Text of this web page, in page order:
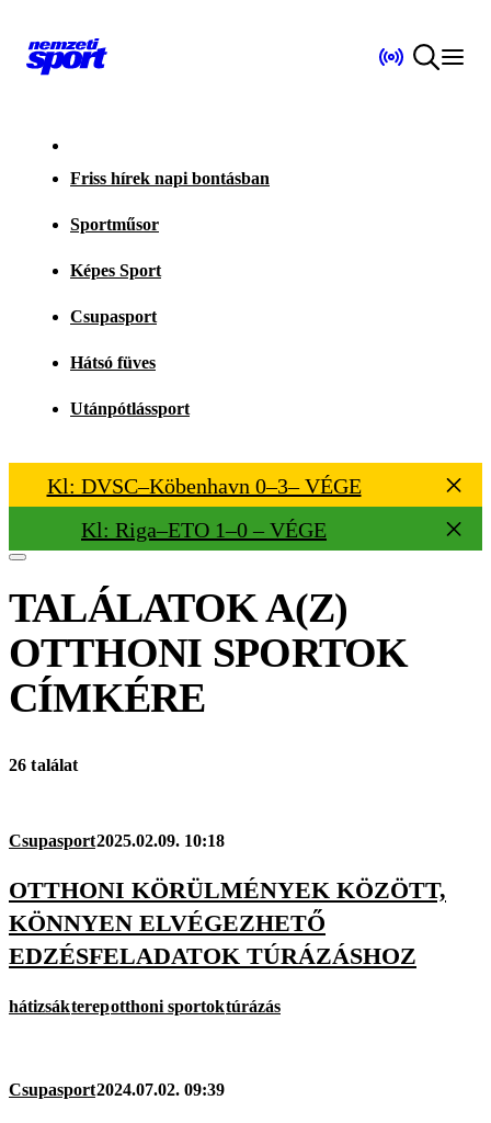
Friss hírek napi bontásban
Sportműsor
Képes Sport
Csupasport
Hátsó füves
Utánpótlássport
Kl: DVSC–Köbenhavn 0–3– VÉGE
Kl: Riga–ETO 1–0 – VÉGE
TALÁLATOK A(Z)
OTTHONI SPORTOK
CÍMKÉRE
26 találat
Csupasport2025.02.09. 10:18
OTTHONI KÖRÜLMÉNYEK KÖZÖTT,
KÖNNYEN ELVÉGEZHETŐ
EDZÉSFELADATOK TÚRÁZÁSHOZ
hátizsákterepotthoni sportoktúrázás
Csupasport2024.07.02. 09:39